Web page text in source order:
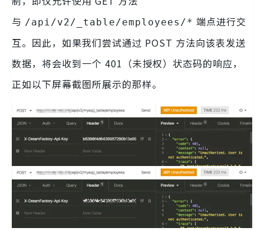
与 /api/v2/_table/employees/* 端点进行交
互。因此，如果我们尝试通过 POST 方法向该表发送
数据，将会收到一个 401（未授权）状态码的响应，
正如以下屏幕截图所展示的那样。